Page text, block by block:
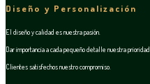
Diseño y Personalización
El diseño y calidad es nuestra pasión.
Dar importancia a cada pequeño detalle nuestra prioridad.
Clientes satisfechos nuestro compromiso.